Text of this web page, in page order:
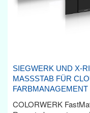
SIEGWERK UND X-
MASSSTAB FÜR
ARBMANAGEMENT
COLORWERK